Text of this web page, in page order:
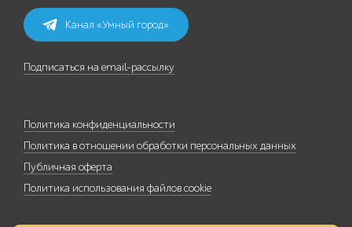
Канал «Умный город»
Подписаться на email-рассылку
Политика конфиденциальности
Политика в отношении обработки персональных данных
Публичная оферта
Политика использования файлов cookie